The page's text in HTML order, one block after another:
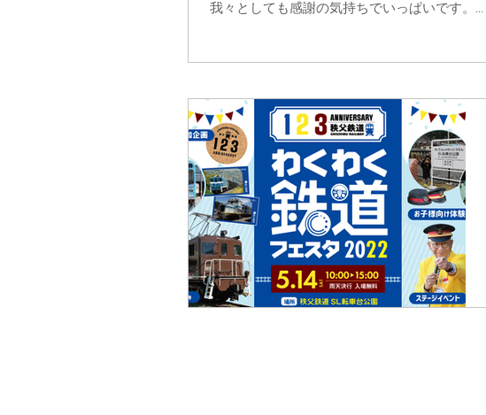
我々としても感謝の気持ちでいっぱいです。...